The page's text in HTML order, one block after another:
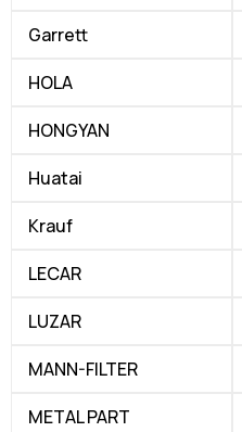
Garrett
HOLA
HONGYAN
Huatai
Krauf
LECAR
LUZAR
MANN-FILTER
METAL PART